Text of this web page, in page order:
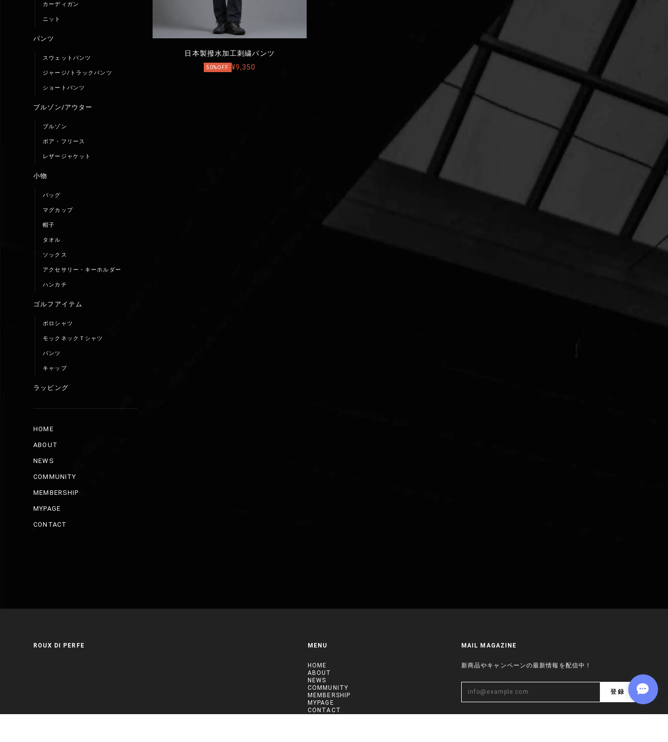
カーディガン
ニット
パンツ
スウェットパンツ
ジャージ/トラックパンツ
ショートパンツ
ブルゾン/アウター
ブルゾン
ボア・フリース
レザージャケット
小物
バッグ
マグカップ
帽子
タオル
ソックス
アクセサリー・キーホルダー
ハンカチ
ゴルフアイテム
ポロシャツ
モックネックＴシャツ
パンツ
キャップ
ラッピング
HOME
ABOUT
NEWS
COMMUNITY
MEMBERSHIP
MYPAGE
CONTACT
日本製撥水加工刺繍パンツ
50%OFF ¥9,350
ROUX DI PERFE MENU
HOME
ABOUT
NEWS
COMMUNITY
MEMBERSHIP
MYPAGE
CONTACT
MAIL MAGAZINE
新商品やキャンペーンの最新情報を配信中！